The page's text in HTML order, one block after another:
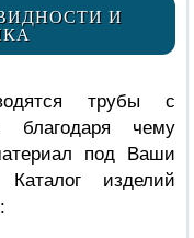
И
трубы с
благодаря чему
под Ваши
Каталог изделий